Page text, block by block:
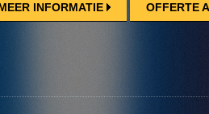
INFORMATIE OFFERTE